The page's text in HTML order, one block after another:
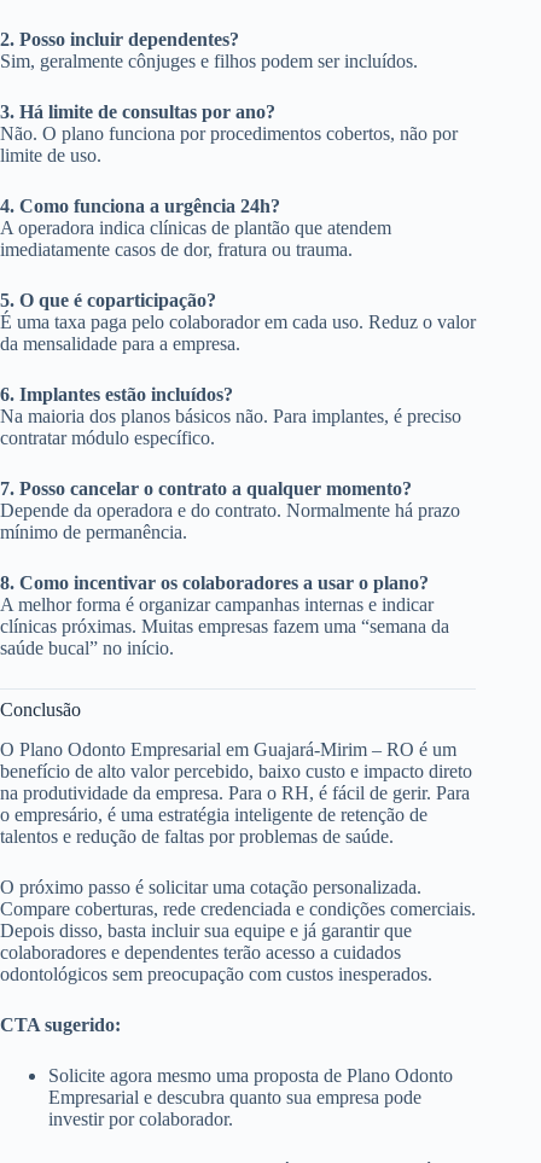
2. Posso incluir dependentes?
Sim, geralmente cônjuges e filhos podem ser incluídos.
3. Há limite de consultas por ano?
Não. O plano funciona por procedimentos cobertos, não por
limite de uso.
4. Como funciona a urgência 24h?
A operadora indica clínicas de plantão que atendem
imediatamente casos de dor, fratura ou trauma.
5. O que é coparticipação?
É uma taxa paga pelo colaborador em cada uso. Reduz o valor
da mensalidade para a empresa.
6. Implantes estão incluídos?
Na maioria dos planos básicos não. Para implantes, é preciso
contratar módulo específico.
7. Posso cancelar o contrato a qualquer momento?
Depende da operadora e do contrato. Normalmente há prazo
mínimo de permanência.
8. Como incentivar os colaboradores a usar o plano?
A melhor forma é organizar campanhas internas e indicar
clínicas próximas. Muitas empresas fazem uma “semana da
saúde bucal” no início.
Conclusão
O Plano Odonto Empresarial em Guajará-Mirim – RO é um
benefício de alto valor percebido, baixo custo e impacto direto
na produtividade da empresa. Para o RH, é fácil de gerir. Para
o empresário, é uma estratégia inteligente de retenção de
talentos e redução de faltas por problemas de saúde.
O próximo passo é solicitar uma cotação personalizada.
Compare coberturas, rede credenciada e condições comerciais.
Depois disso, basta incluir sua equipe e já garantir que
colaboradores e dependentes terão acesso a cuidados
odontológicos sem preocupação com custos inesperados.
CTA sugerido:
Solicite agora mesmo uma proposta de Plano Odonto
Empresarial e descubra quanto sua empresa pode
investir por colaborador.